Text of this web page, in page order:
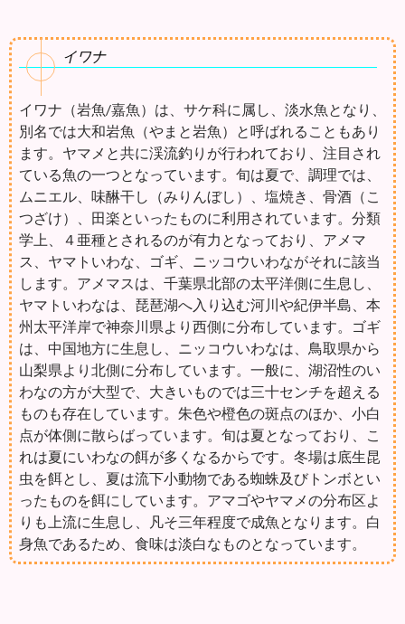
イワナ
イワナ（岩魚/嘉魚）は、サケ科に属し、淡水魚となり、
別名では大和岩魚（やまと岩魚）と呼ばれることもあり
ます。ヤマメと共に渓流釣りが行われており、注目され
ている魚の一つとなっています。旬は夏で、調理では、
ムニエル、味醂干し（みりんぼし）、塩焼き、骨酒（こ
つざけ）、田楽といったものに利用されています。分類
学上、４亜種とされるのが有力となっており、アメマ
ス、ヤマトいわな、ゴギ、ニッコウいわながそれに該当
します。アメマスは、千葉県北部の太平洋側に生息し、
ヤマトいわなは、琵琶湖へ入り込む河川や紀伊半島、本
州太平洋岸で神奈川県より西側に分布しています。ゴギ
は、中国地方に生息し、ニッコウいわなは、鳥取県から
山梨県より北側に分布しています。一般に、湖沼性のい
わなの方が大型で、大きいものでは三十センチを超える
ものも存在しています。朱色や橙色の斑点のほか、小白
点が体側に散らばっています。旬は夏となっており、こ
れは夏にいわなの餌が多くなるからです。冬場は底生昆
虫を餌とし、夏は流下小動物である蜘蛛及びトンボとい
ったものを餌にしています。アマゴやヤマメの分布区よ
りも上流に生息し、凡そ三年程度で成魚となります。白
身魚であるため、食味は淡白なものとなっています。